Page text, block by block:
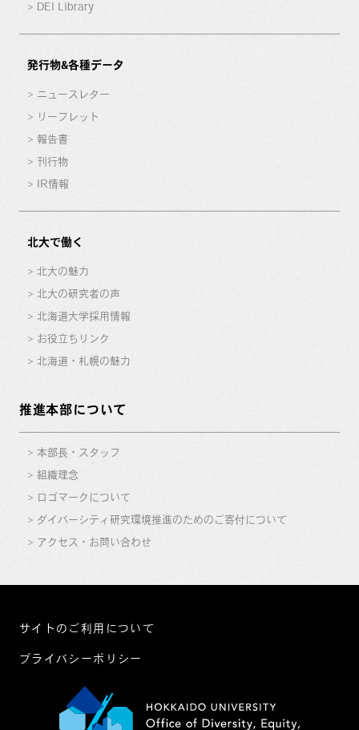
DEI Library
発行物&各種データ
ニュースレター
リーフレット
報告書
刊行物
IR情報
北大で働く
北大の魅力
北大の研究者の声
北海道大学採用情報
お役立ちリンク
北海道・札幌の魅力
推進本部について
本部長・スタッフ
組織理念
ロゴマークについて
ダイバーシティ研究環境推進のためのご寄付について
アクセス・お問い合わせ
サイトのご利用について
プライバシーポリシー